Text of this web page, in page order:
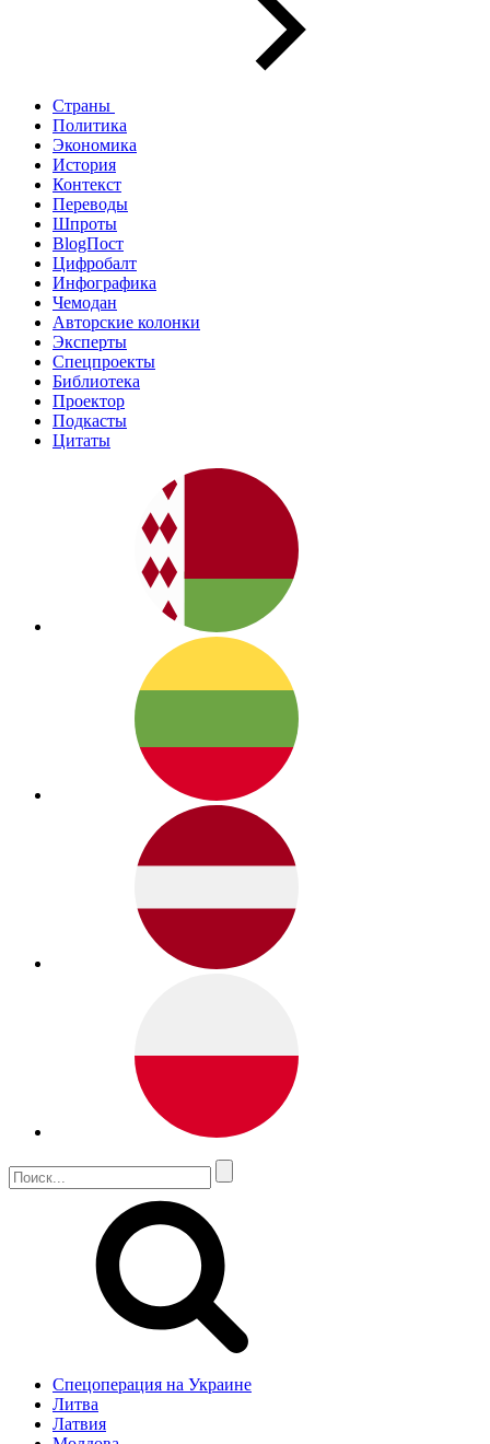
Страны
Политика
Экономика
История
Контекст
Переводы
Шпроты
BlogПост
Цифробалт
Инфографика
Чемодан
Авторские колонки
Эксперты
Спецпроекты
Библиотека
Проектор
Подкасты
Цитаты
Спецоперация на Украине
Литва
Латвия